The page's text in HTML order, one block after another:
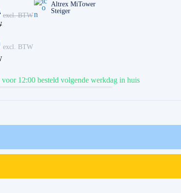
Altrex MiTower
Steiger
12:00 besteld volgende werkdag in huis